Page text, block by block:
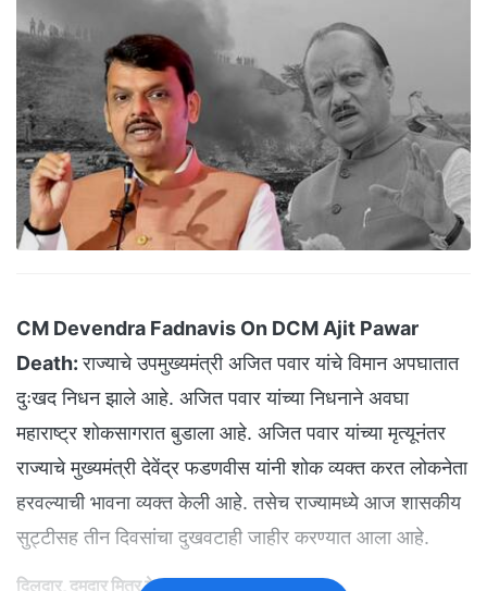
CM Devendra Fadnavis On DCM Ajit Pawar
Death:राज्याचे उपमुख्यमंत्री अजित पवार यांचे विमान अपघातात
दुःखद निधन झाले आहे. अजित पवार यांच्या निधनाने अवघा
महाराष्ट्र शोकसागरात बुडाला आहे. अजित पवार यांच्या मृत्यूनंतर
राज्याचे मुख्यमंत्री देवेंद्र फडणवीस यांनी शोक व्यक्त करत लोकनेता
हरवल्याची भावना व्यक्त केली आहे. तसेच राज्यामध्ये आज शासकीय
सुट्टीसह तीन दिवसांचा दुखवटाही जाहीर करण्यात आला आहे.
दिलदार, दमदार मित्र गेला..